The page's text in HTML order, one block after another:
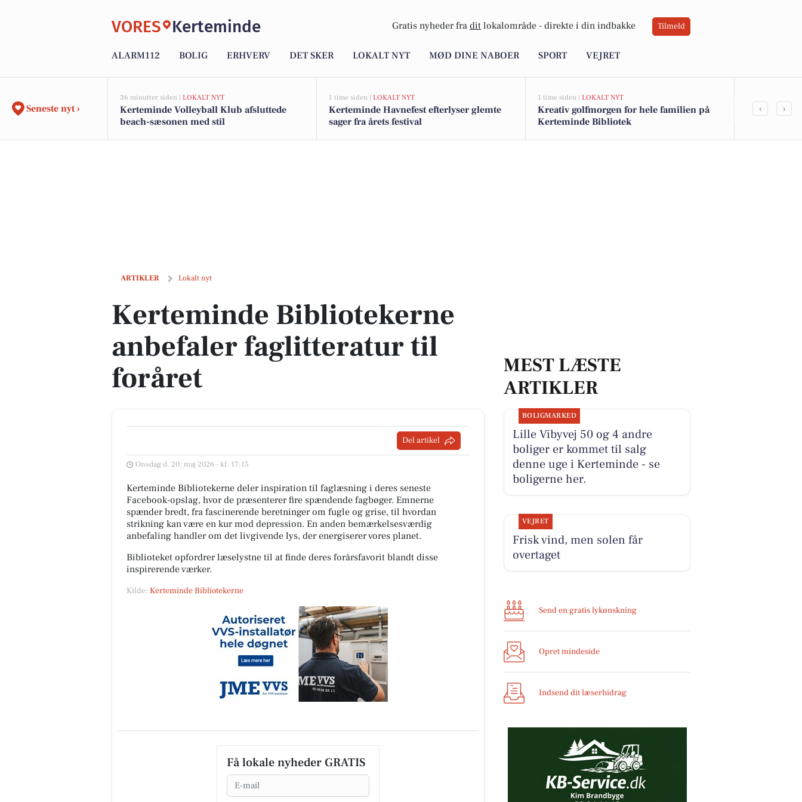
VORES Kerteminde Gratis nyheder fra dit lokalområde - direkte i din indbakke Tilmeld
ALARM112 BOLIG ERHVERV DET SKER LOKALT NYT MØD DINE NABOER SPORT VEJRET
Seneste nyt ›
36 minutter siden | LOKALT NYT
Kerteminde Volleyball Klub afsluttede
beach-sæsonen med stil
1 time siden | LOKALT NYT
Kerteminde Havnefest efterlyser glemte
sager fra årets festival
1 time siden | LOKALT NYT
Kreativ golfmorgen for hele familien på
Kerteminde Bibliotek
‹ ›
ARTIKLER Lokalt nyt
Kerteminde Bibliotekerne anbefaler faglitteratur til foråret
Kerteminde Bibliotekerne
anbefaler faglitteratur til
foråret
Del artikel
Onsdag d. 20. maj 2026 - kl. 17:15
Kerteminde Bibliotekerne deler inspiration til faglæsning i deres seneste
Facebook-opslag, hvor de præsenterer fire spændende fagbøger. Emnerne
spænder bredt, fra fascinerende beretninger om fugle og grise, til hvordan
strikning kan være en kur mod depression. En anden bemærkelsesværdig
anbefaling handler om det livgivende lys, der energiserer vores planet.
Biblioteket opfordrer læselystne til at finde deres forårsfavorit blandt disse
inspirerende værker.
Kilde: Kerteminde Bibliotekerne
Få lokale nyheder GRATIS
Email
MEST LÆSTE
ARTIKLER
BOLIGMARKED
Lille Vibyvej 50 og 4 andre
boliger er kommet til salg
denne uge i Kerteminde - se
boligerne her.
VEJRET
Frisk vind, men solen får
overtaget
Send en gratis lykønskning
Opret mindeside
Indsend dit læserbidrag